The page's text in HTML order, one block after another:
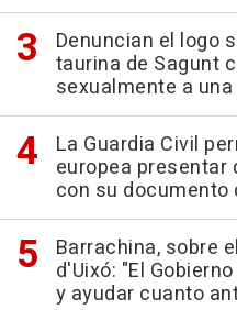
Denuncian el logo
taurina de Sagunt
sexualmente a
La Guardia Civil
europea
con su documento
Barrachina, sobre
d'Uixó: "El
y ayudar cuanto